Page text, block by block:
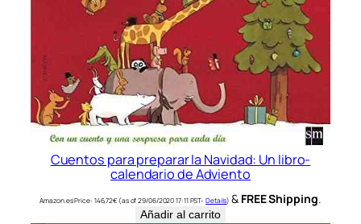
Cuentos para preparar la Navidad: Un libro-
calendario de Adviento
Amazon.es Price: 146,72€ (as of 29/06/2020 17:11 PST-Details)& FREE Shipping.
Añadir al carrito